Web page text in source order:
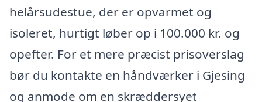
helårsudestue, der er opvarmet og
isoleret, hurtigt løber op i 100.000 kr. og
opefter. For et mere præcist prisoverslag
bør du kontakte en håndværker i Gjesing
og anmode om en skræddersyet